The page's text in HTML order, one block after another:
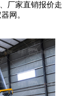
厂家直销报价走
网。